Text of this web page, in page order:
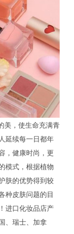
，使生命充满青
延续每一日都年
，健康时尚，更
模式，根据植物
肤的优势得到较
种皮肤问题的目
进口化妆品店产
、瑞士、加拿